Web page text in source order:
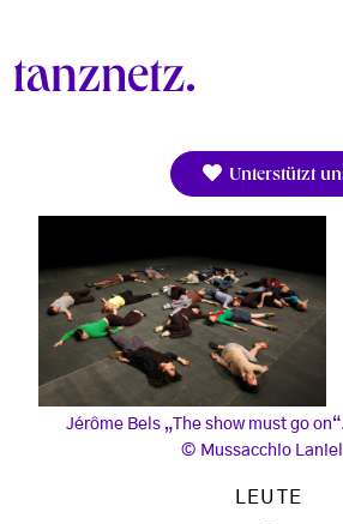
Unterstützt
Jérôme Bels „The show must go
Mussacchio
LEUTE